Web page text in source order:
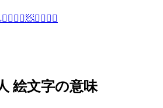
🤽‍♂️ 🤼‍♀️🧖🤾‍♂️ 🤽‍♀️
絵文字の意味